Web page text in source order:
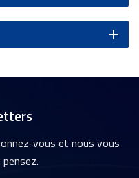
vous et nous vous